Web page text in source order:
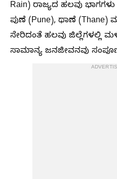
Rain) ರಾಜ್ಯದ ಹಲವು
ಪುಣೆ (Pune), ಥಾಣೆ (Thane)
ಸೇರಿದಂತೆ ಹಲವು ಜಿಲ್ಲೆಗಳಲ್ಲಿ
ಸಾಮಾನ್ಯ ಜನಜೀವನವು